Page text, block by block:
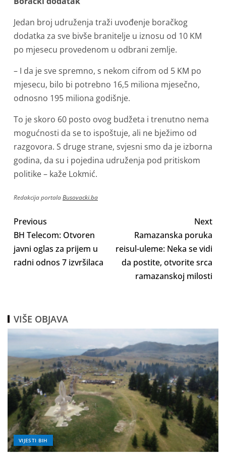
Jedan broj udruženja traži uvođenje boračkog
dodatka za sve bivše branitelje u iznosu od 10 KM
po mjesecu provedenom u odbrani zemlje.
– I da je sve spremno, s nekom cifrom od 5 KM po
mjesecu, bilo bi potrebno 16,5 miliona mjesečno,
odnosno 195 miliona godišnje.
To je skoro 60 posto ovog budžeta i trenutno nema
mogućnosti da se to ispoštuje, ali ne bježimo od
razgovora. S druge strane, svjesni smo da je izborna
godina, da su i pojedina udruženja pod pritiskom
politike – kaže Lokmić.
Redakcija portalaBusovacki.ba
Previous
BH Telecom: Otvoren
javni oglas za prijem u
radni odnos 7 izvršilaca
Next
Ramazanska poruka
reisul-uleme: Neka se vidi
da postite, otvorite srca
ramazanskoj milosti
VIŠE OBJAVA
VIJESTI BIH